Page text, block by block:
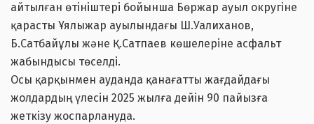
айтылған өтініштері бойынша Бөржар ауыл округіне
қарасты Ұялыжар ауылындағы Ш.Уалиханов,
Б.Сатбайұлы және Қ.Сатпаев көшелеріне асфальт
жабындысы төселді.
Осы қарқынмен ауданда қанағатты жағдайдағы
жолдардың үлесін 2025 жылға дейін 90 пайызға
жеткізу жоспарлануда.